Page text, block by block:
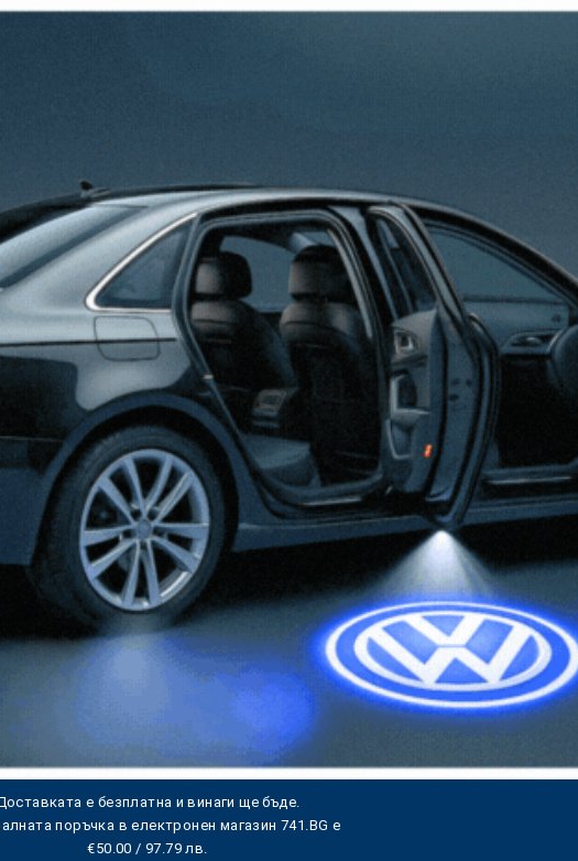
е безплатна и винаги ще бъде.
поръчка в електронен магазин 741.BG е
€50.00 / 97.79 лв.